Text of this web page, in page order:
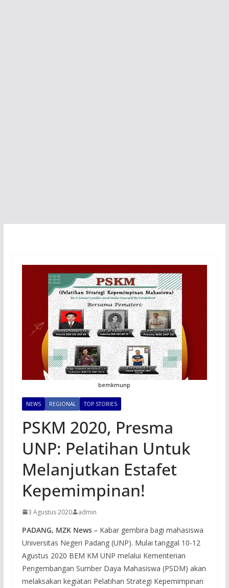
bemkmunp
NEWS REGIONAL TOP STORIES
PSKM 2020, Presma
UNP: Pelatihan Untuk
Melanjutkan Estafet
Kepemimpinan!
3 Agustus 2020 admin
PADANG, MZK News – Kabar gembira bagi mahasiswa
Universitas Negeri Padang (UNP). Mulai tanggal 10-12
Agustus 2020 BEM KM UNP melalui Kementerian
Pengembangan Sumber Daya Mahasiswa (PSDM) akan
melaksakan kegiatan Pelatihan Strategi Kepemimpinan